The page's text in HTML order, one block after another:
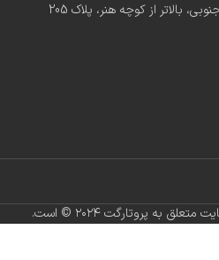
بالاتر از کوچه هنر، پلاک 205